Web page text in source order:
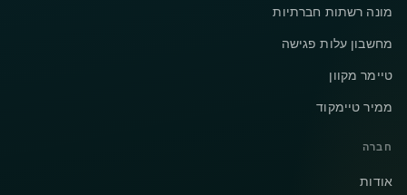
מונה רשתות חברתיות
מחשבון עלות פגישה
טיימר מקוון
ממיר טיימקוד
חברה
אודות